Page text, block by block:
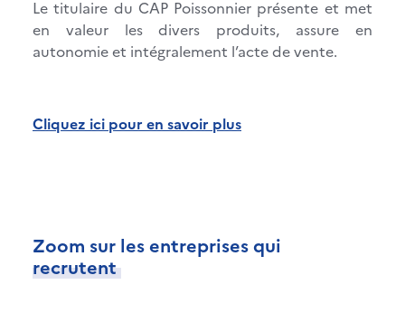
Le titulaire du CAP Poissonnier présente et met
en valeur les divers produits, assure en
autonomie et intégralement l’acte de vente.
Cliquez ici pour en savoir plus
Zoom sur les entreprises qui
recrutent